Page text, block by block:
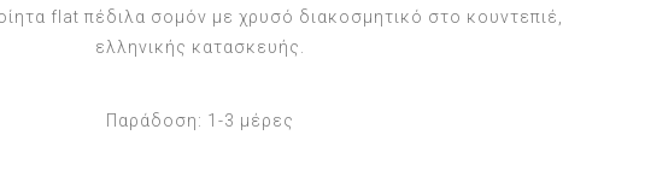
flat πέδιλα σομόν με χρυσό διακοσμητικό στο κουντεπιέ,
ελληνικής κατασκευής.
Παράδοση: 1-3 μέρες